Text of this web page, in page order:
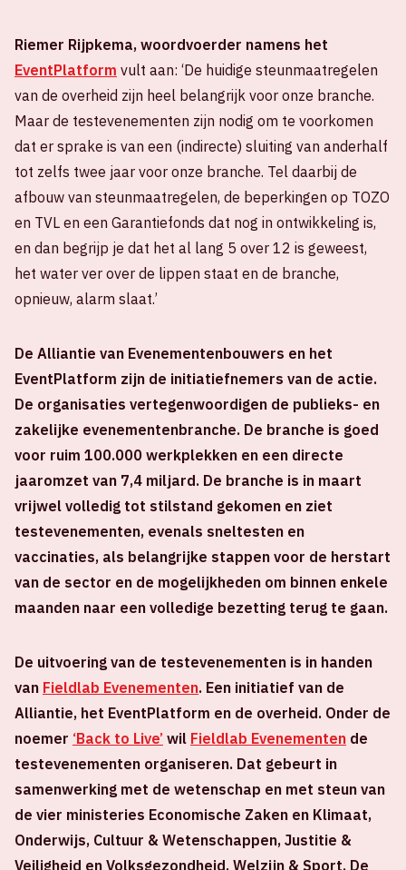
Riemer Rijpkema, woordvoerder namens het
EventPlatform vult aan: ‘De huidige steunmaatregelen
van de overheid zijn heel belangrijk voor onze branche.
Maar de testevenementen zijn nodig om te voorkomen
dat er sprake is van een (indirecte) sluiting van anderhalf
tot zelfs twee jaar voor onze branche. Tel daarbij de
afbouw van steunmaatregelen, de beperkingen op TOZO
en TVL en een Garantiefonds dat nog in ontwikkeling is,
en dan begrijp je dat het al lang 5 over 12 is geweest,
het water ver over de lippen staat en de branche,
opnieuw, alarm slaat.’
De Alliantie van Evenementenbouwers en het
EventPlatform zijn de initiatiefnemers van de actie.
De organisaties vertegenwoordigen de publieks- en
zakelijke evenementenbranche. De branche is goed
voor ruim 100.000 werkplekken en een directe
jaaromzet van 7,4 miljard. De branche is in maart
vrijwel volledig tot stilstand gekomen en ziet
testevenementen, evenals sneltesten en
vaccinaties, als belangrijke stappen voor de herstart
van de sector en de mogelijkheden om binnen enkele
maanden naar een volledige bezetting terug te gaan.
De uitvoering van de testevenementen is in handen
van Fieldlab Evenementen. Een initiatief van de
Alliantie, het EventPlatform en de overheid. Onder de
noemer ‘Back to Live’ wil Fieldlab Evenementen de
testevenementen organiseren. Dat gebeurt in
samenwerking met de wetenschap en met steun van
de vier ministeries Economische Zaken en Klimaat,
Onderwijs, Cultuur & Wetenschappen, Justitie &
Veiligheid en Volksgezondheid, Welzijn & Sport. De